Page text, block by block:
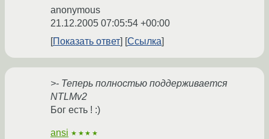
anonymous
21.12.2005 07:05:54 +00:00
Показать ответ
Ссылка
>- Теперь полностью поддерживается
NTLMv2
Бог есть ! :)
ansi ★★★★